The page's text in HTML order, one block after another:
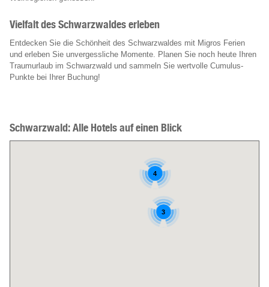
Vielfalt des Schwarzwaldes erleben
Entdecken Sie die Schönheit des Schwarzwaldes mit Migros Ferien
und erleben Sie unvergessliche Momente. Planen Sie noch heute Ihren
Traumurlaub im Schwarzwald und sammeln Sie wertvolle Cumulus-
Punkte bei Ihrer Buchung!
Schwarzwald: Alle Hotels auf einen Blick
4
3